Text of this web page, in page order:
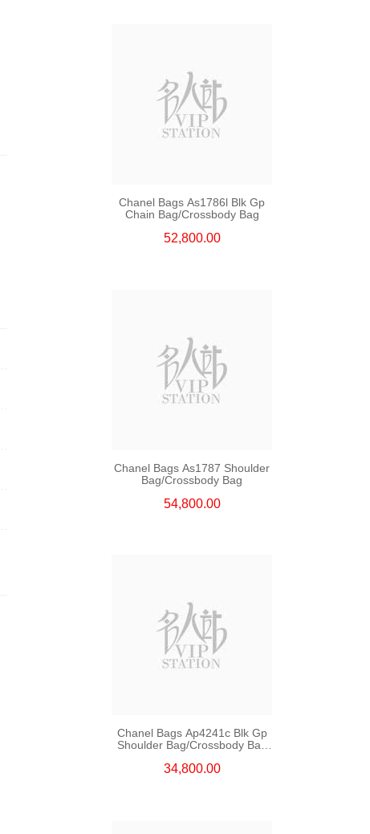
Chanel Bags As1786l Blk Gp
Chain Bag/Crossbody Bag
52,800.00
Chanel Bags As1787 Shoulder
Bag/Crossbody Bag
54,800.00
Chanel Bags Ap4241c Blk Gp
Shoulder Bag/Crossbody Bag
34,800.00